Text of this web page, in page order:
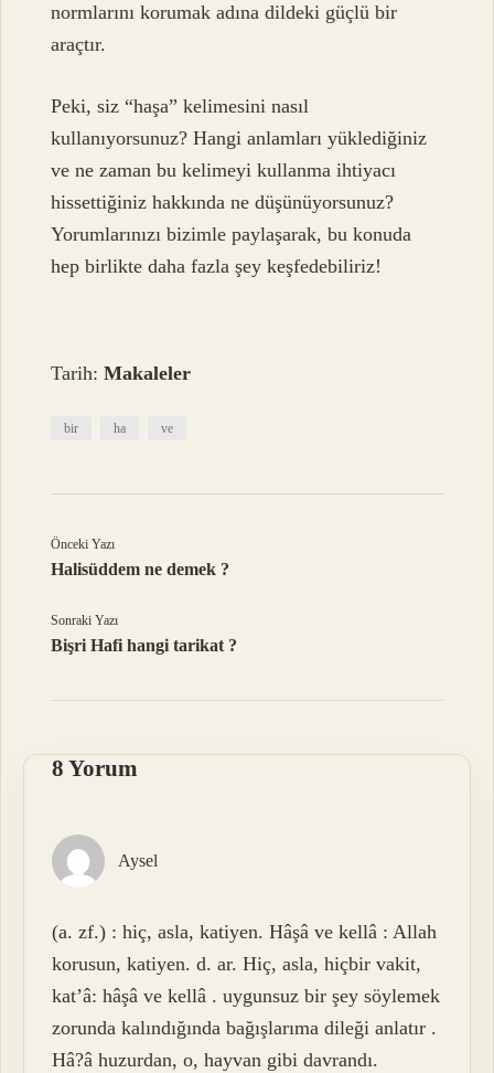
normlarını korumak adına dildeki güçlü bir
araçtır.
Peki, siz “haşa” kelimesini nasıl
kullanıyorsunuz? Hangi anlamları yüklediğiniz
ve ne zaman bu kelimeyi kullanma ihtiyacı
hissettiğiniz hakkında ne düşünüyorsunuz?
Yorumlarınızı bizimle paylaşarak, bu konuda
hep birlikte daha fazla şey keşfedebiliriz!
Tarih:Makaleler
bir ha ve
Önceki Yazı
Halisüddem ne demek ?
Sonraki Yazı
Bişri Hafi hangi tarikat ?
8 Yorum
Aysel
(a. zf.) : hiç, asla, katiyen. Hâşâ ve kellâ : Allah
korusun, katiyen. d. ar. Hiç, asla, hiçbir vakit,
kat’â: hâşâ ve kellâ . uygunsuz bir şey söylemek
zorunda kalındığında bağışlarıma dileği anlatır .
Hâ?â huzurdan, o, hayvan gibi davrandı.